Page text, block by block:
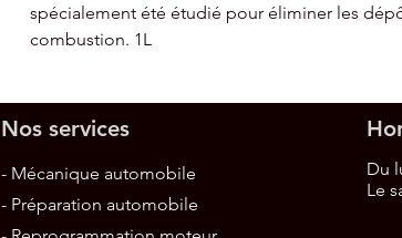
spécialement été étudié pour éliminer les
combustion. 1L
Nos services
- Mécanique automobile
- Préparation automobile
Du
Le